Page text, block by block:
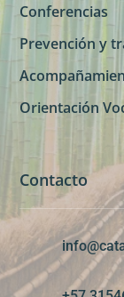
Conferencias
Prevención y
Orientación
Contacto